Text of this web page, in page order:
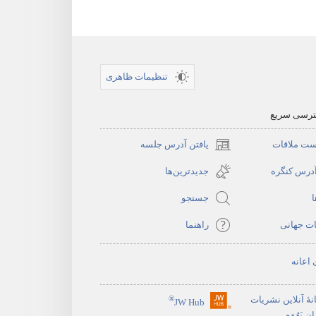
تنظیمات ظاهری
سریع
ملاقات یافتن آدرس جلسه
(پنجره‌ای
جدید
باز
می‌شود)
کنگره جدیدترین‌ها
جستجو
جهانی راهنما
اعانه
آنلاین نشریات
JW Hub
®
(پنجره‌ای